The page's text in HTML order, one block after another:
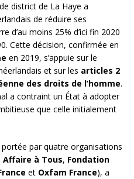
district de La Haye a
de réduire ses
d’au moins 25% d’ici fin 2020
Cette décision, confirmée en
en 2019, s’appuie sur le
et sur les articles 2
des droits de l’homme.
a contraint un État à adopter
que celle initialement
portée par quatre organisations
Affaire à Tous, Fondation
et Oxfam France), a